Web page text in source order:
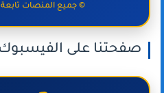
© جميع المنصات
صفحتنا على الفيسبوك